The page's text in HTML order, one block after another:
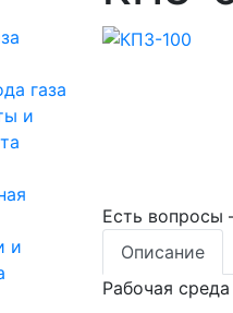
газа
и
и
Есть
Описание
Рабочая